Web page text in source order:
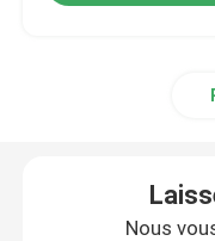
Épilation de laser
Nous